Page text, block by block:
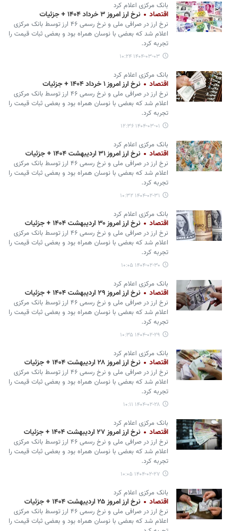
بانک مرکزی اعلام کرد
اقتصاد نرخ ارز امروز ۳ خرداد ۱۴۰۴ + جزئیات
نرخ ارز در صرافی ملی و نرخ رسمی ۴۶ ارز توسط بانک مرکزی
اعلام شد که بعضی با نوسان همراه بود و بعضی ثبات قیمت را
تجربه کرد.
۱۴۰۴-۰۳-۰۳ ۱۰:۲۴
بانک مرکزی اعلام کرد
اقتصاد نرخ ارز امروز ۱ خرداد ۱۴۰۴ + جزئیات
نرخ ارز در صرافی ملی و نرخ رسمی ۴۶ ارز توسط بانک مرکزی
اعلام شد که بعضی با نوسان همراه بود و بعضی ثبات قیمت را
تجربه کرد.
۱۴۰۴-۰۳-۰۱ ۱۲:۳۶
بانک مرکزی اعلام کرد
اقتصاد نرخ ارز امروز ۳۱ اردیبهشت ۱۴۰۴ + جزئیات
نرخ ارز در صرافی ملی و نرخ رسمی ۴۶ ارز توسط بانک مرکزی
اعلام شد که بعضی با نوسان همراه بود و بعضی ثبات قیمت را
تجربه کرد.
۱۴۰۴-۰۲-۳۱ ۱۰:۳۲
بانک مرکزی اعلام کرد
اقتصاد نرخ ارز امروز ۳۰ اردیبهشت ۱۴۰۴ + جزئیات
نرخ ارز در صرافی ملی و نرخ رسمی ۴۶ ارز توسط بانک مرکزی
اعلام شد که بعضی با نوسان همراه بود و بعضی ثبات قیمت را
تجربه کرد.
۱۴۰۴-۰۲-۳۰ ۱۰:۰۵
بانک مرکزی اعلام کرد
اقتصاد نرخ ارز امروز ۲۹ اردیبهشت ۱۴۰۴ + جزئیات
نرخ ارز در صرافی ملی و نرخ رسمی ۴۶ ارز توسط بانک مرکزی
اعلام شد که بعضی با نوسان همراه بود و بعضی ثبات قیمت را
تجربه کرد.
۱۴۰۴-۰۲-۲۹ ۱۰:۳۵
بانک مرکزی اعلام کرد
اقتصاد نرخ ارز امروز ۲۸ اردیبهشت ۱۴۰۴ + جزئیات
نرخ ارز در صرافی ملی و نرخ رسمی ۴۶ ارز توسط بانک مرکزی
اعلام شد که بعضی با نوسان همراه بود و بعضی ثبات قیمت را
تجربه کرد.
۱۴۰۴-۰۲-۲۸ ۱۰:۱۱
بانک مرکزی اعلام کرد
اقتصاد نرخ ارز امروز ۲۷ اردیبهشت ۱۴۰۴ + جزئیات
نرخ ارز در صرافی ملی و نرخ رسمی ۴۶ ارز توسط بانک مرکزی
اعلام شد که بعضی با نوسان همراه بود و بعضی ثبات قیمت را
تجربه کرد.
۱۴۰۴-۰۲-۲۷ ۱۰:۰۵
بانک مرکزی اعلام کرد
اقتصاد نرخ ارز امروز ۲۵ اردیبهشت ۱۴۰۴ + جزئیات
نرخ ارز در صرافی ملی و نرخ رسمی ۴۶ ارز توسط بانک مرکزی
اعلام شد که بعضی با نوسان همراه بود و بعضی ثبات قیمت را